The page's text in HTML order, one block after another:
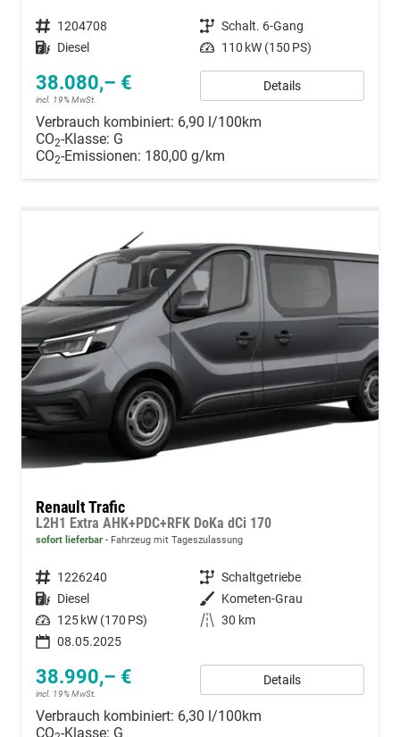
Fahrzeugnummer 1204708 Getriebe Schalt. 6-Gang
Kraftstoff Diesel Leistung 110 kW (150 PS)
38.080,– €
incl. 19% MwSt.
Details
Verbrauch kombiniert: 6,90 l/100km
CO2-Klasse: G
CO2-Emissionen: 180,00 g/km
Renault Trafic
L2H1 Extra AHK+PDC+RFK DoKa dCi 170
sofort lieferbar Fahrzeug mit Tageszulassung
Fahrzeugnummer 1226240 Getriebe Schaltgetriebe
Kraftstoff Diesel Außenfarbe Kometen-Grau
Leistung 125 kW (170 PS) Kilometerstand 30 km
08.05.2025
38.990,– €
incl. 19% MwSt.
Details
Verbrauch kombiniert: 6,30 l/100km
CO -Klasse: G